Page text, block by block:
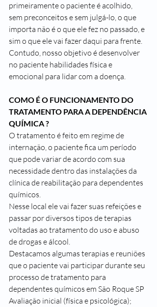
primeiramente o paciente é acolhido,
sem preconceitos e sem julgá-lo, o que
importa não é o que ele fez no passado, e
sim o que ele vai fazer daqui para frente.
Contudo, nosso objetivo é desenvolver
no paciente habilidades física e
emocional para lidar com a doença.
COMO É O FUNCIONAMENTO DO
TRATAMENTO PARA A DEPENDÊNCIA
QUÍMICA ?
O tratamento é feito em regime de
internação, o paciente fica um período
que pode variar de acordo com sua
necessidade dentro das instalações da
clínica de reabilitação para dependentes
químicos.
Nesse local ele vai fazer suas refeições e
passar por diversos tipos de terapias
voltadas ao tratamento do uso e abuso
de drogas e álcool.
Destacamos algumas terapias e reuniões
que o paciente vai participar durante seu
processo de tratamento para
dependentes químicos em São Roque SP
Avaliação inicial (física e psicológica);